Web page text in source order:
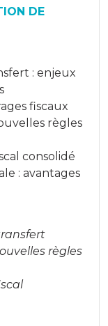
DE
: enjeux
fiscaux
règles
consolidé
: avantages
règles